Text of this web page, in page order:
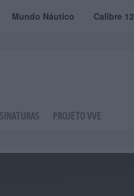
Mundo Náutico Calibre 12
PROJETO VVE